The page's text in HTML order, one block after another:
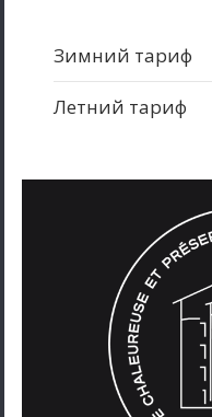
Зимний тариф
Летний тариф